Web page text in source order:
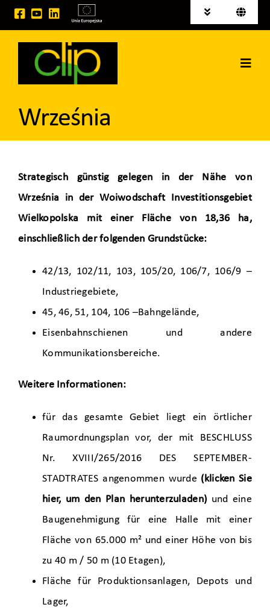
Skip
to
Toggle
Navigation
INVESTITIONSGRUNDSTÜCKE ZUM VERKAUF
Toggle
English
Raumvermietung
Kontakt
Września
Strategisch günstig gelegen in der Nähe von
Września in der Woiwodschaft Investitionsgebiet
Wielkopolska mit einer Fläche von 18,36 ha,
einschließlich der folgenden Grundstücke:
42/13, 102/11, 103, 105/20, 106/7, 106/9 –
Industriegebiete,
45, 46, 51, 104, 106 –Bahngelände,
Eisenbahnschienen und andere
Kommunikationsbereiche.
Weitere Informationen:
für das gesamte Gebiet liegt ein örtlicher
Raumordnungsplan vor, der mit BESCHLUSS
Nr. XVIII/265/2016 DES SEPTEMBER-
STADTRATES angenommen wurde (klicken Sie
hier, um den Plan herunterzuladen) und eine
Baugenehmigung für eine Halle mit einer
Fläche von 65.000 m² und einer Höhe von bis
zu 40 m / 50 m (10 Etagen),
Fläche für Produktionsanlagen, Depots und
Lager,